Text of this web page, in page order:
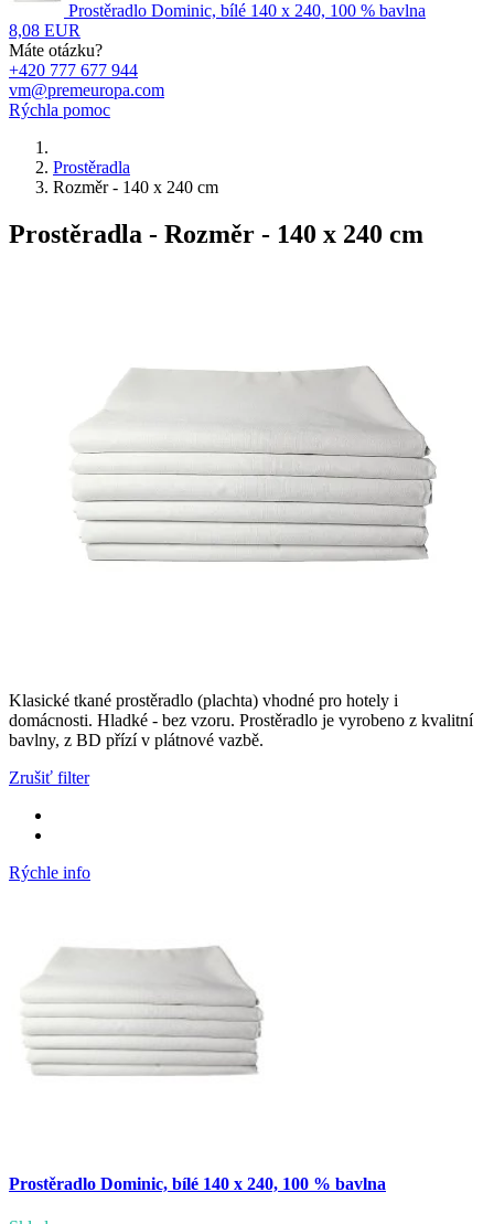
Prostěradlo Dominic, bílé 140 x 240, 100 % bavlna
8,08 EUR
Máte otázku?
+420 777 677 944
vm@premeuropa.com
Rýchla pomoc
Prostěradla
Rozměr - 140 x 240 cm
Prostěradla - Rozměr - 140 x 240 cm
Klasické tkané prostěradlo (plachta) vhodné pro hotely i
domácnosti. Hladké - bez vzoru. Prostěradlo je vyrobeno z kvalitní
bavlny, z BD přízí v plátnové vazbě.
Zrušiť filter
Rýchle info
Prostěradlo Dominic, bílé 140 x 240, 100 % bavlna